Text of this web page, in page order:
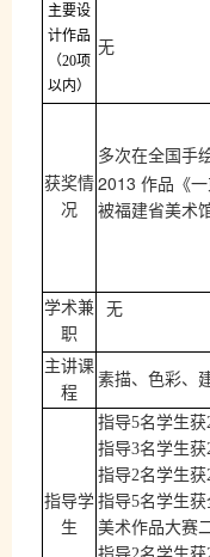
主要设
计作品
（20项
以内）
无
获奖情
况
多次在全国手
2013 作品《一
被福建省美术
学术兼
职
无
主讲课
程
素描、色彩、
指导学
生
指导5名学生获
指导3名学生获
指导2名学生获
指导5名学生获
美术作品大赛